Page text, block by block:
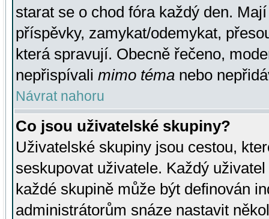
starat se o chod fóra každý den.
příspěvky, zamykat/odemykat,
která spravují. Obecně řečeno,
nepřispívali mimo téma nebo
Návrat nahoru
Co jsou uživatelské skupiny?
Uživatelské skupiny jsou cestou,
seskupovat uživatele. Každý
každé skupině může být definován
administrátorům snáze nastavit